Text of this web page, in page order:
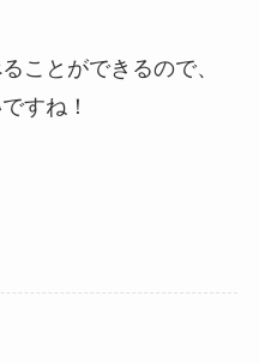
ことができるので、
すね！